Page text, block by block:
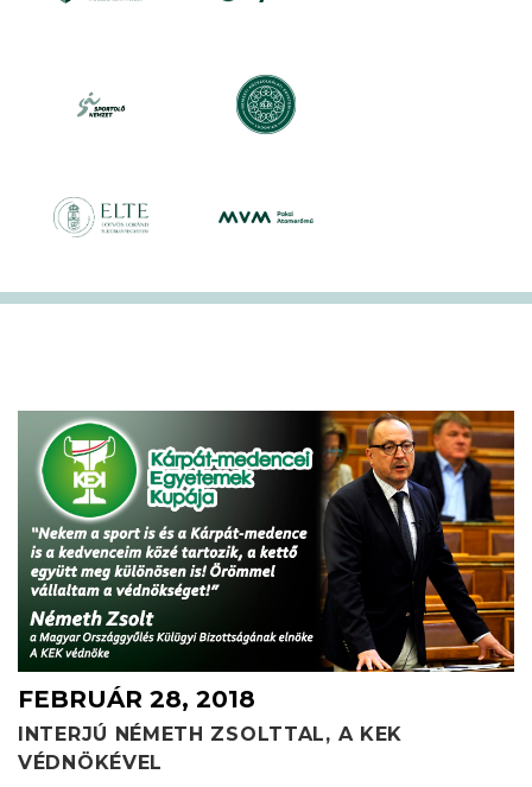
FEBRUÁR 28, 2018
INTERJÚ NÉMETH ZSOLTTAL, A KEK
VÉDNÖKÉVEL